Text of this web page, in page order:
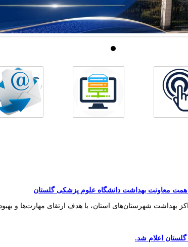
همت معاونت بهداشت دانشگاه علوم پزشکی گلستان
بهداشت شهرستان‌های استان، با هدف ارتقای مهارت‌ها و
اعلام شد.